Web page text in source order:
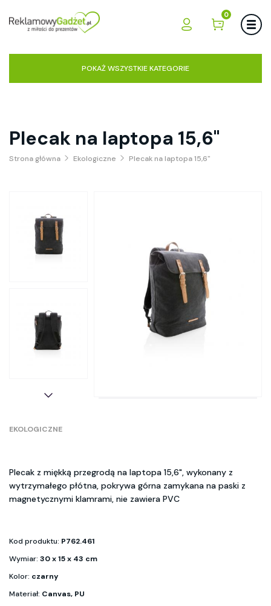
0
POKAŻ WSZYSTKIE KATEGORIE
Plecak na laptopa 15,6"
Strona główna Ekologiczne Plecak na laptopa 15,6"
EKOLOGICZNE
Plecak z miękką przegrodą na laptopa 15,6", wykonany z
wytrzymałego płótna, pokrywa górna zamykana na paski z
magnetycznymi klamrami, nie zawiera PVC
Kod produktu: P762.461
Wymiar: 30 x 15 x 43 cm
Kolor: czarny
Materiał: Canvas, PU